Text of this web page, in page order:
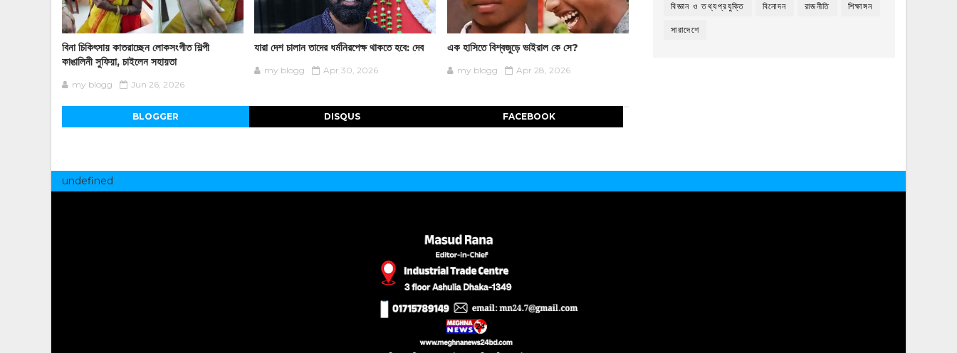
বিনা চিকিৎসায় কাতরাচ্ছেন লোকসংগীত শিল্পী
কাঙালিনী সুফিয়া, চাইলেন সহায়তা
my blogg Jun 26, 2026
যারা দেশ চালান তাদের ধর্মনিরপেক্ষ থাকতে হবে: দেব
my blogg Apr 30, 2026
এক হাসিতে বিশ্বজুড়ে ভাইরাল কে সে?
my blogg Apr 28, 2026
BLOGGER DISQUS FACEBOOK
বিজ্ঞান ও তথ্যপ্রযুক্তি বিনোদন রাজনীতি শিক্ষাঙ্গন
সারাদেশে
undefined